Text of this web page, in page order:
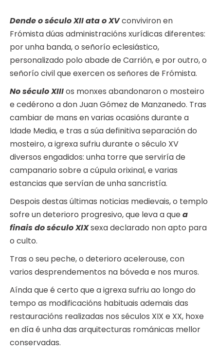
Dende o século XII ata o XVconviviron en
Frómista dúas administracións xurídicas diferentes:
por unha banda, o señorío eclesiástico,
personalizado polo abade de Carrión, e por outro, o
señorío civil que exercen os señores de Frómista.
No século XIIIos monxes abandonaron o mosteiro
e cedérono a don Juan Gómez de Manzanedo. Tras
cambiar de mans en varias ocasións durante a
Idade Media, e tras a súa definitiva separación do
mosteiro, a igrexa sufriu durante o século XV
diversos engadidos: unha torre que serviría de
campanario sobre a cúpula orixinal, e varias
estancias que servían de unha sancristía.
Despois destas últimas noticias medievais, o templo
sofre un deterioro progresivo, que leva a quea
finais do século XIXsexa declarado non apto para
o culto.
Tras o seu peche, o deterioro acelerouse, con
varios desprendementos na bóveda e nos muros.
Aínda que é certo que a igrexa sufriu ao longo do
tempo as modificacións habituais ademais das
restauracións realizadas nos séculos XIX e XX, hoxe
en día é unha das arquitecturas románicas mellor
conservadas.